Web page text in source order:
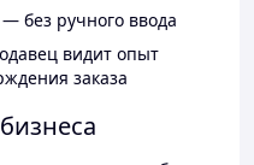
без ручного ввода
видит опыт
заказа